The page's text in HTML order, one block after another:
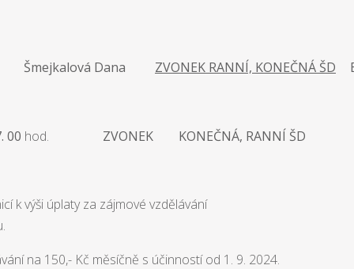
Šmejkalová Dana ZVONEK RANNÍ, KONEČNÁ ŠD
00 hod. ZVONEK KONEČNÁ, RANNÍ ŠD
k výši úplaty za zájmové vzdělávání
na 150,- Kč měsíčně s účinností od 1. 9. 2024.